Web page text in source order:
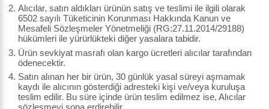
Alıcılar, satın aldıkları ürünün satış ve teslimi ile ilgili olarak
6502 sayılı Tüketicinin Korunması Hakkında Kanun ve
Mesafeli Sözleşmeler Yönetmeliği (RG:27.11.2014/29188)
hükümleri ile yürürlükteki diğer yasalara tabidir.
Ürün sevkiyat masrafı olan kargo ücretleri alıcılar tarafından
ödenecektir.
Satın alınan her bir ürün, 30 günlük yasal süreyi aşmamak
kaydı ile alıcının gösterdiği adresteki kişi ve/veya kuruluşa
teslim edilir. Bu süre içinde ürün teslim edilmez ise, Alıcılar